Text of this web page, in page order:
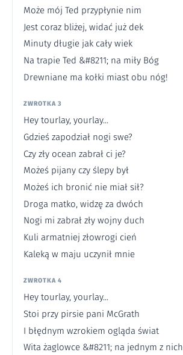
Może mój Ted przypłynie nim
Jest coraz bliżej, widać już dek
Minuty długie jak cały wiek
Na trapie Ted &#8211; na miły Bóg
Drewniane ma kołki miast obu nóg!
ZWROTKA 3
Hey tourlay, yourlay...
Gdzieś zapodział nogi swe?
Czy zły ocean zabrał ci je?
Możeś pijany czy ślepy był
Możeś ich bronić nie miał sił?
Droga matko, widzę za dwóch
Nogi mi zabrał zły wojny duch
Kuli armatniej złowrogi cień
Kaleką w maju uczynił mnie
ZWROTKA 4
Hey tourlay, yourlay...
Stoi przy pirsie pani McGrath
I błędnym wzrokiem ogląda świat
Wita żaglowce &#8211; na jednym z nich